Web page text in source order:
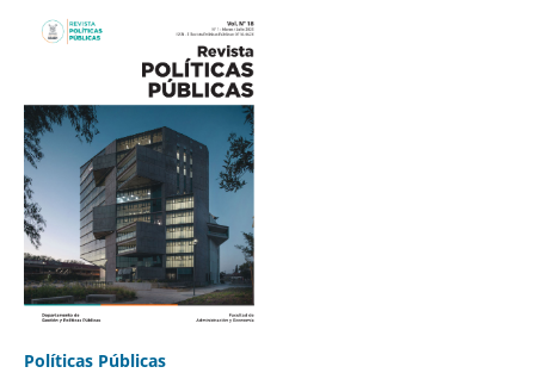
Políticas Públicas